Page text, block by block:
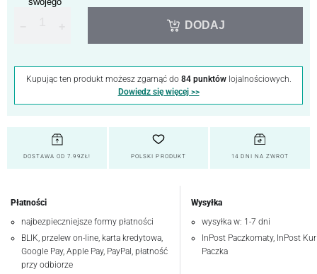
DODAJ
Kupując ten produkt możesz zgarnąć do 84 punktówlojalnościowych.
Dowiedz się więcej >>
DOSTAWA OD 7.99ZŁ! POLSKI PRODUKT 14 DNI NA ZWROT
Płatności
najbezpieczniejsze formy płatności
BLIK, przelew on-line, karta kredytowa,
Google Pay, Apple Pay, PayPal, płatność
przy odbiorze
Wysyłka
wysyłka w: 1-7 dni
InPost Paczkomaty, InPost
Paczka